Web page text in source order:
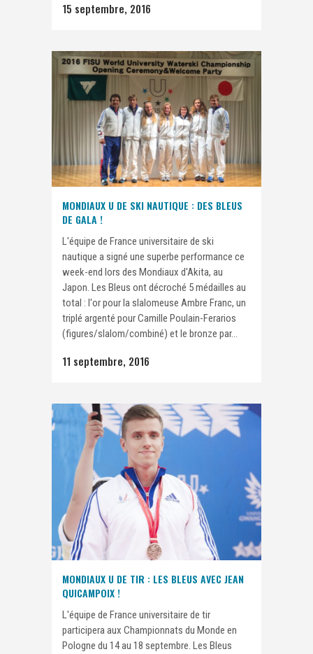
15 septembre, 2016
MONDIAUX U DE SKI NAUTIQUE : DES BLEUS
DE GALA !
L'équipe de France universitaire de ski
nautique a signé une superbe performance ce
week-end lors des Mondiaux d'Akita, au
Japon. Les Bleus ont décroché 5 médailles au
total : l'or pour la slalomeuse Ambre Franc, un
triplé argenté pour Camille Poulain-Ferarios
(figures/slalom/combiné) et le bronze par...
11 septembre, 2016
MONDIAUX U DE TIR : LES BLEUS AVEC JEAN
QUICAMPOIX !
L'équipe de France universitaire de tir
participera aux Championnats du Monde en
Pologne du 14 au 18 septembre. Les Bleus